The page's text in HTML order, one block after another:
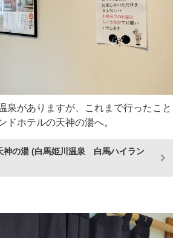
泉がありますが、これまで行ったこと
ドホテルの天神の湯へ。
神の湯 (白馬姫川温泉 白馬ハイラン